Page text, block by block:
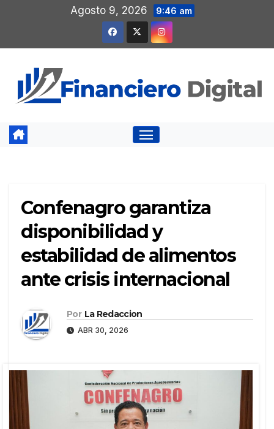
contenido
Agosto 9, 2026 9:46 am
Confenagro garantiza
disponibilidad y
estabilidad de alimentos
ante crisis internacional
Por La Redaccion
ABR 30, 2026